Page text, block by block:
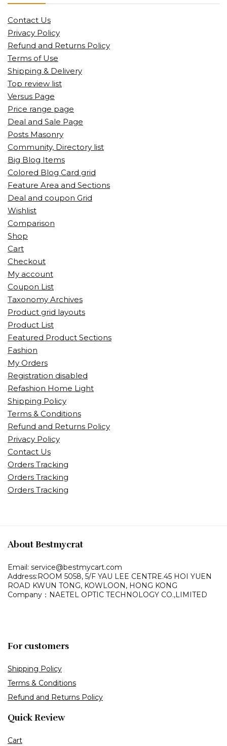
Contact Us
Privacy Policy
Refund and Returns Policy
Terms of Use
Shipping & Delivery
Top review list
Versus Page
Price range page
Deal and Sale Page
Posts Masonry
Community, Directory list
Big Blog Items
Colored Blog Card grid
Feature Area and Sections
Deal and coupon Grid
Wishlist
Comparison
Shop
Cart
Checkout
My account
Coupon List
Taxonomy Archives
Product grid layouts
Product List
Featured Product Sections
Fashion
My Orders
Registration disabled
Refashion Home Light
Shipping Policy
Terms & Conditions
Refund and Returns Policy
Privacy Policy
Contact Us
Orders Tracking
Orders Tracking
Orders Tracking
About Bestmycrat
Email: service@bestmycart.com
Address:ROOM 5058, 5/F YAU LEE CENTRE.45 HOI YUEN
ROAD KWUN TONG, KOWLOON, HONG KONG
Company：NAETEL OPTIC TECHNOLOGY CO.,LIMITED
For customers
Shipping Policy
Terms & Conditions
Refund and Returns Policy
Quick Review
Cart